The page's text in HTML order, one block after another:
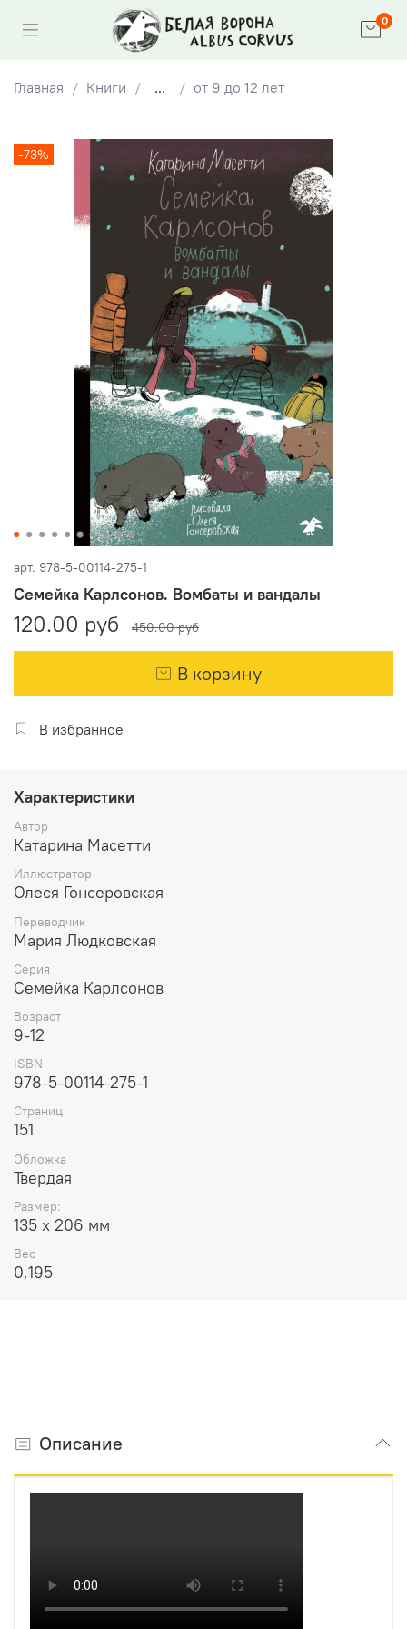
0
Главная Книги ... от 9 до 12 лет
-73%
арт. 978-5-00114-275-1
Семейка Карлсонов. Вомбаты и вандалы
120.00 руб 450.00 руб
В корзину
В избранное
Характеристики
Автор
Катарина Масетти
Иллюстратор
Олеся Гонсеровская
Переводчик
Мария Людковская
Серия
Семейка Карлсонов
Возраст
9-12
ISBN
978-5-00114-275-1
Страниц
151
Обложка
Твердая
Размер:
135 х 206 мм
Вес
0,195
Описание